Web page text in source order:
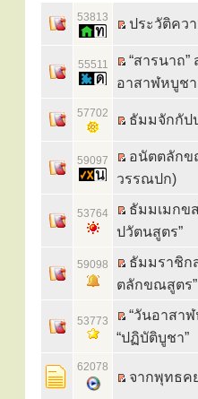
53813 ประวัติคว
55511
“สารนาถ
อาสาฬหบูชา
57702 ธัมมจักกัป
59097
อนัตตลักข
วรรณปก)
53764
ธัมมเมกข
ปวัตนสูตร”
59098
ธัมมราชิก
ตลักขณสูตร”
53773
“วันอาสา
“ปฏิบัติบูชา”
62078
จากพุทธค